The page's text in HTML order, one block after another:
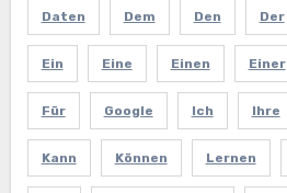
Daten Dem Den Der
Ein Eine Einen Einer
Für Google Ich Ihre
Kann Können Lernen